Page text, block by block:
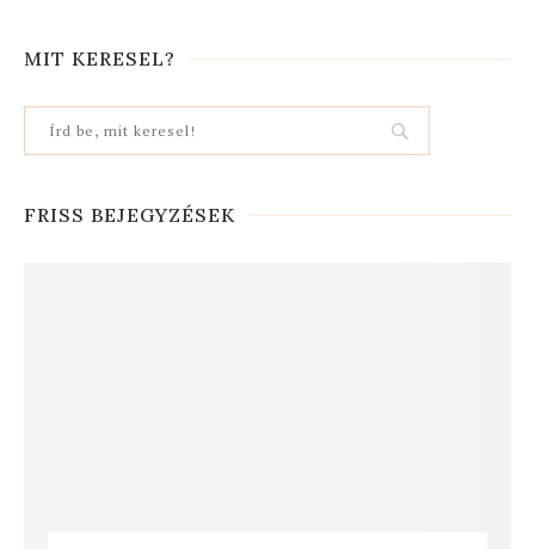
MIT KERESEL?
FRISS BEJEGYZÉSEK